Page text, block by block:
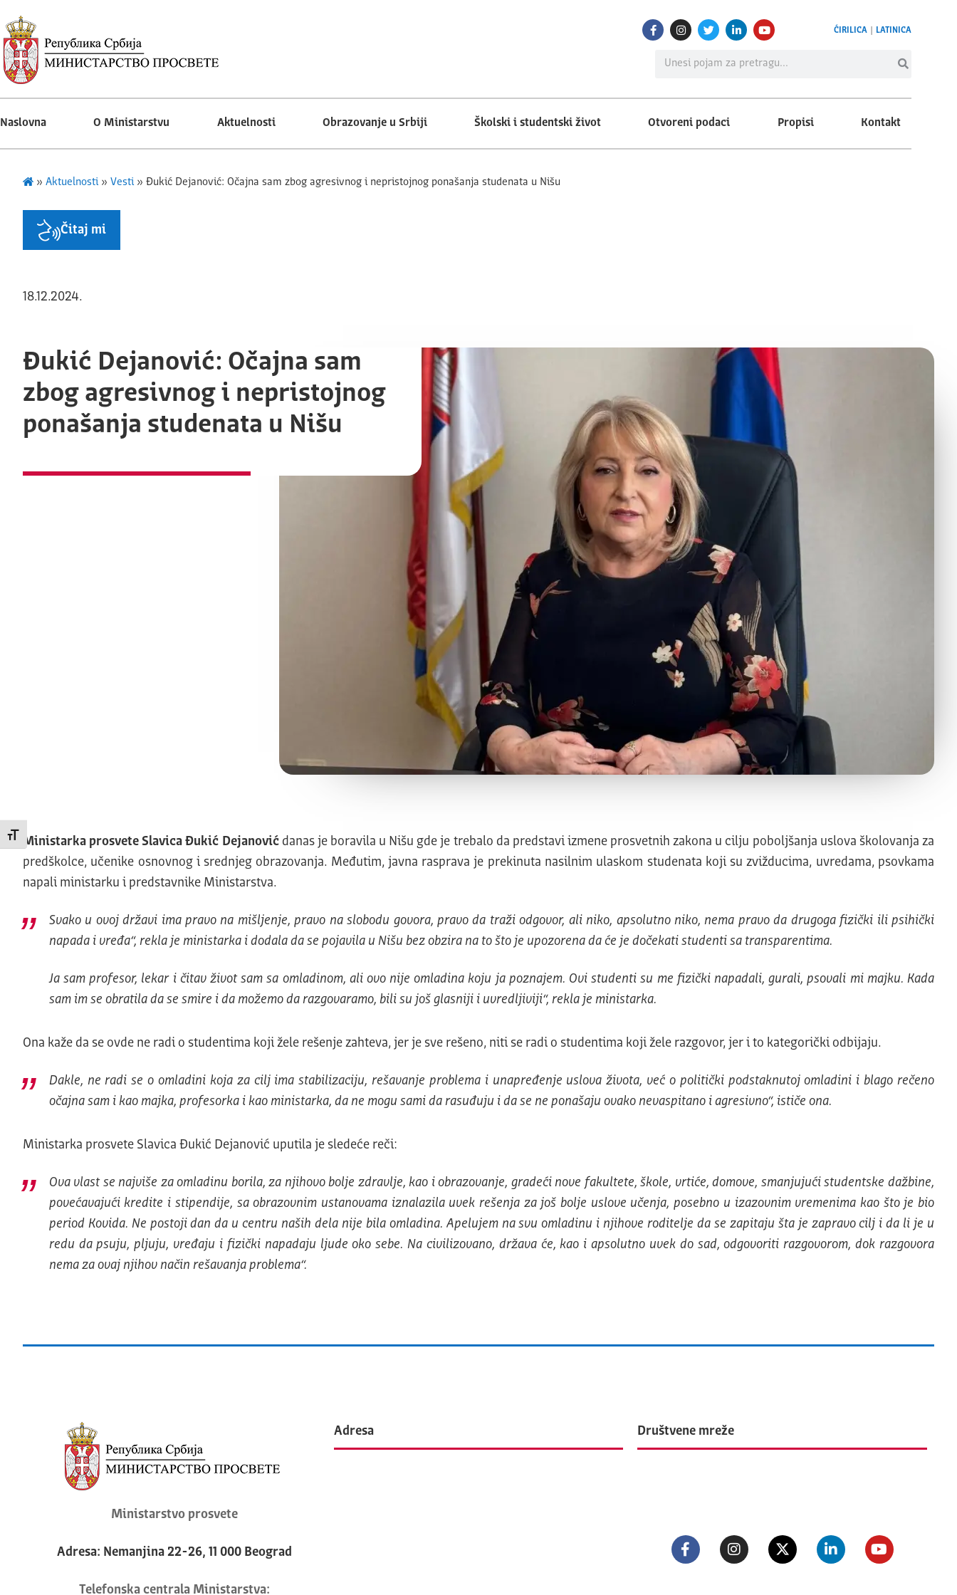
Promeni veličinu slova
ĆIRILICA LATINICA
Naslovna O Ministarstvu Aktuelnosti Obrazovanje u Srbiji Školski i studentski život Otvoreni podaci Propisi Kontakt
» Aktuelnosti» Vesti» Đukić Dejanović: Očajna sam zbog agresivnog i nepristojnog ponašanja studenata u Nišu
Čitaj mi
18.12.2024.
Đukić Dejanović: Očajna sam
zbog agresivnog i nepristojnog
ponašanja studenata u Nišu
Ministarka prosvete Slavica Đukić Dejanovićdanas je boravila u Nišu gde je trebalo da predstavi izmene prosvetnih zakona u cilju poboljšanja uslova školovanja za
predškolce, učenike osnovnog i srednjeg obrazovanja. Međutim, javna rasprava je prekinuta nasilnim ulaskom studenata koji su zvižducima, uvredama, psovkama
napali ministarku i predstavnike Ministarstva.
Svako u ovoj državi ima pravo na mišljenje, pravo na slobodu govora, pravo da traži odgovor, ali niko, apsolutno niko, nema pravo da drugoga fizički ili psihički
napada i vređa“, rekla je ministarka i dodala da se pojavila u Nišu bez obzira na to što je upozorena da će je dočekati studenti sa transparentima.
Ja sam profesor, lekar i čitav život sam sa omladinom, ali ovo nije omladina koju ja poznajem. Ovi studenti su me fizički napadali, gurali, psovali mi majku. Kada
sam im se obratila da se smire i da možemo da razgovaramo, bili su još glasniji i uvredljiviji“, rekla je ministarka.
Ona kaže da se ovde ne radi o studentima koji žele rešenje zahteva, jer je sve rešeno, niti se radi o studentima koji žele razgovor, jer i to kategorički odbijaju.
Dakle, ne radi se o omladini koja za cilj ima stabilizaciju, rešavanje problema i unapređenje uslova života, već o politički podstaknutoj omladini i blago rečeno
očajna sam i kao majka, profesorka i kao ministarka, da ne mogu sami da rasuđuju i da se ne ponašaju ovako nevaspitano i agresivno“, ističe ona.
Ministarka prosvete Slavica Đukić Dejanović uputila je sledeće reči:
Ova vlast se najviše za omladinu borila, za njihovo bolje zdravlje, kao i obrazovanje, gradeći nove fakultete, škole, vrtiće, domove, smanjujući studentske dažbine,
povećavajući kredite i stipendije, sa obrazovnim ustanovama iznalazila uvek rešenja za još bolje uslove učenja, posebno u izazovnim vremenima kao što je bio
period Kovida. Ne postoji dan da u centru naših dela nije bila omladina. Apelujem na svu omladinu i njihove roditelje da se zapitaju šta je zapravo cilj i da li je u
redu da psuju, pljuju, vređaju i fizički napadaju ljude oko sebe. Na civilizovano, država će, kao i apsolutno uvek do sad, odgovoriti razgovorom, dok razgovora
nema za ovaj njihov način rešavanja problema“.
Ministarstvo prosvete
Adresa: Nemanjina 22-26, 11 000 Beograd
Telefonska centrala Ministarstva:
Adresa Društvene mreže